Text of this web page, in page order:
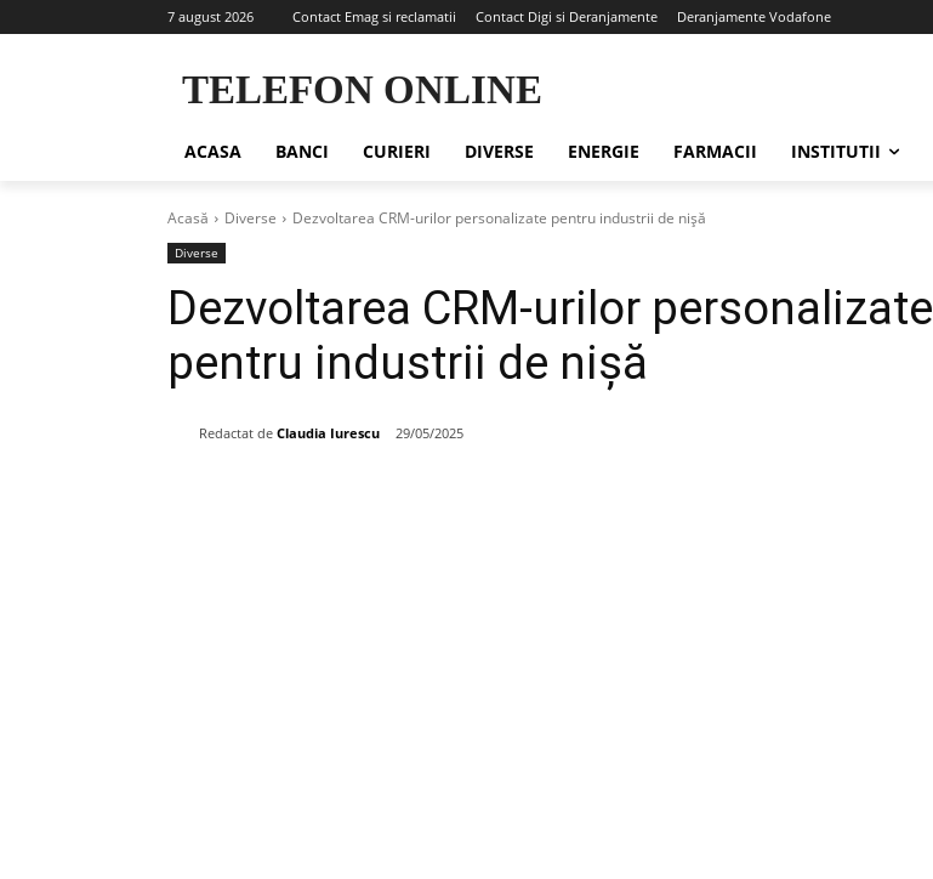
7 august 2026 Contact Emag si reclamatii Contact Digi si Deranjamente Deranjamente Vodafone
TELEFON ONLINE
ACASA BANCI CURIERI DIVERSE ENERGIE FARMACII INSTITUTII
Acasă Diverse Dezvoltarea CRM-urilor personalizate pentru industrii de nișă
Diverse
Dezvoltarea CRM-urilor personalizate
pentru industrii de nișă
Redactat de Claudia Iurescu 29/05/2025